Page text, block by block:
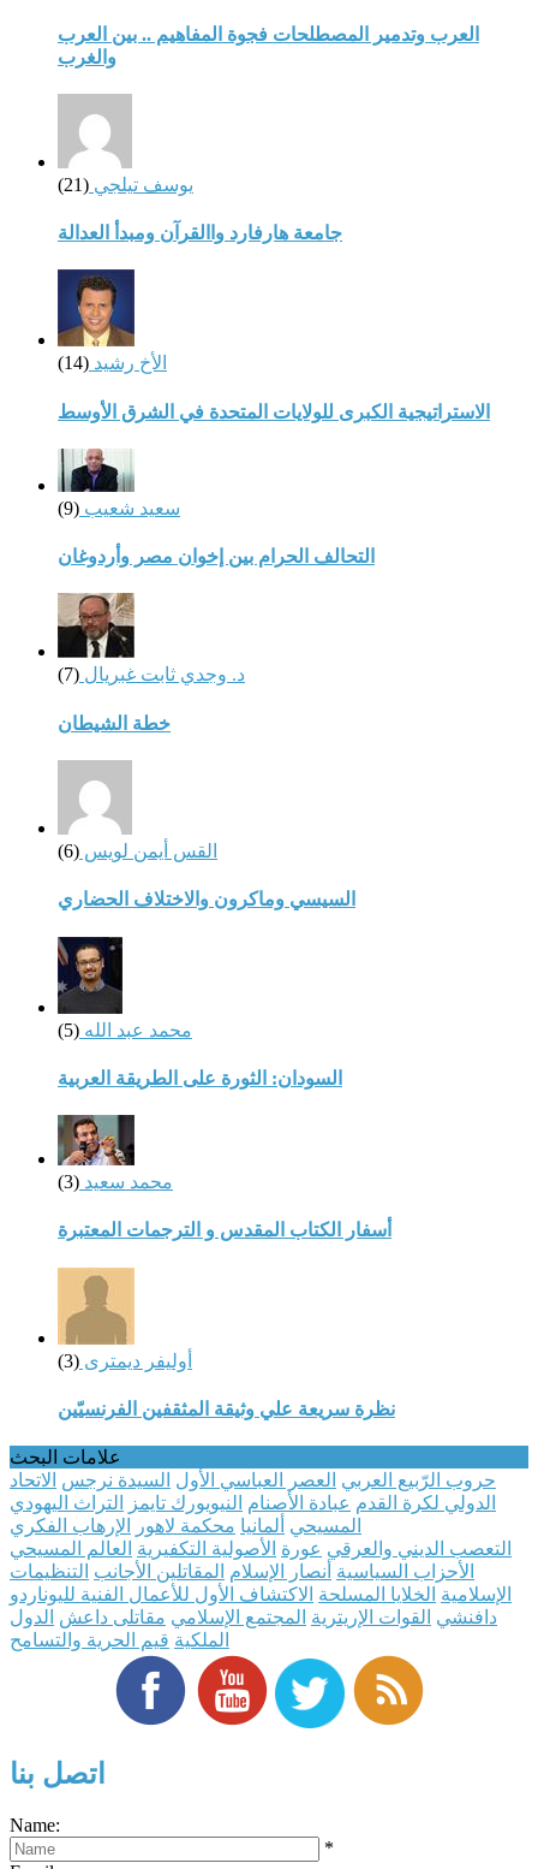
العرب وتدمير المصطلحات فجوة المفاهيم .. بين العرب
والغرب
يوسف تيلجي (21)
جامعة هارفارد واالقرآن ومبدأ العدالة
الأخ رشيد (14)
الاستراتيجية الكبرى للولايات المتحدة في الشرق الأوسط
سعيد شعيب (9)
التحالف الحرام بين إخوان مصر وأردوغان
د. وجدي ثابت غبريال (7)
خطة الشيطان
القس أيمن لويس (6)
السيسي وماكرون والاختلاف الحضاري
محمد عبد الله (5)
السودان: الثورة على الطريقة العربية
محمد سعيد (3)
أسفار الكتاب المقدس و الترجمات المعتبرة
أوليفر ديمترى (3)
نظرة سريعة علي وثيقة المثقفين الفرنسيّين
علامات البحث
حروب الرّبيع العربي العصر العباسي الأول السيدة نرجس الاتحاد
الدولي لكرة القدم عبادة الأصنام النيويورك تايمز
التراث اليهودي
المسيحي ألمانيا محكمة لاهور
الإرهاب الفكري
التعصب الديني والعرقي عورة الأصولية التكفيرية العالم المسيحي
الأحزاب السياسية أنصار الإسلام المقاتلين الأجانب التنظيمات
الإسلامية الخلايا المسلحة الاكتشاف الأول للأعمال الفنية لليوناردو
دافنشي القوات الإريترية المجتمع الإسلامي مقاتلى داعش الدول
الملكية قيم الحرية والتسامح
اتصل بنا
Name:
*